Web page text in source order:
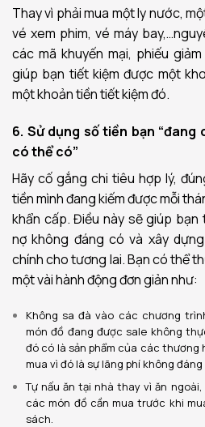
Thay vì phải mua một ly nước,
vé xem phim, vé máy
các mã khuyến mại, phiếu
giúp bạn tiết kiệm được một
một khoản tiền tiết kiệm đó.
6. Sử dụng số tiền bạn “đang
có thể có”
Hãy cố gắng chi tiêu hợp lý,
tiền mình đang kiếm được mỗi
khẩn cấp. Điều này sẽ giúp
nợ không đáng có và xây
chính cho tương lai. Bạn có thể
một vài hành động đơn giản như:
Không sa đà vào các chương
món đồ đang được sale không
đó có là sản phẩm của các thương
mua vì đó là sự lãng phí không đáng
Tự nấu ăn tại nhà thay vì ăn
các món đồ cần mua trước khi
sách.